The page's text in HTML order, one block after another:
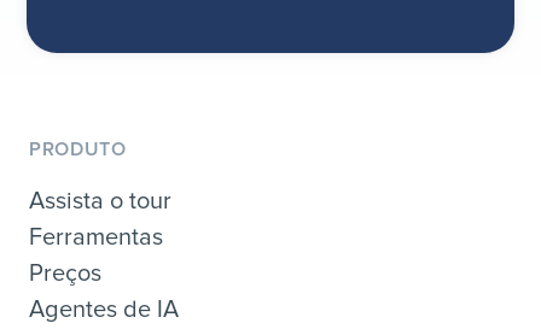
PRODUTO
Assista o tour
Ferramentas
Preços
Agentes de IA